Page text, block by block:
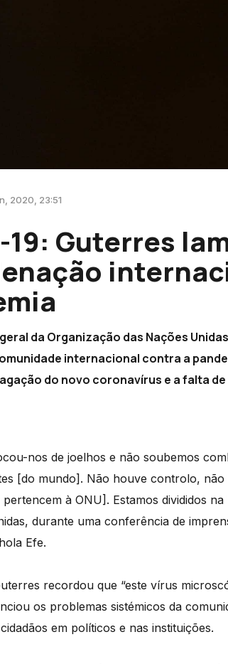
2020, 23:51
19: Guterres
da Organização das Nações
internacional contra a
do novo coronavírus e a falta
nos de joelhos e não soubemos
[do mundo]. Não houve controlo,
à ONU]. Estamos divididos
durante uma conferência de
Efe.
recordou que “este vírus
os problemas sistémicos da
em políticos e nas instituições.